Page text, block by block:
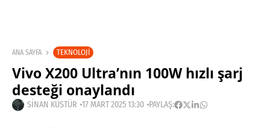
ANA SAYFA TEKNOLOJI
Vivo X200 Ultra’nın 100W hızlı şarj
desteği onaylandı
SINAN KÜSTÜR 17 MART 2025 13:30 PAYLAŞ: